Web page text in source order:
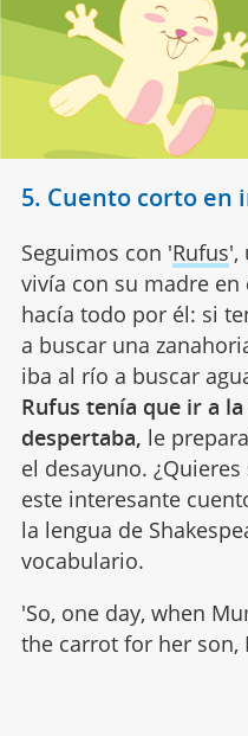
5. Cuento corto en
Seguimos con 'Rufus',
vivía con su madre en
hacía todo por él: si
a buscar una
iba al río a buscar
Rufus tenía que ir a
despertaba, le
el desayuno.
este interesante
la lengua de
vocabulario.
'So, one day, when
the carrot for her son,